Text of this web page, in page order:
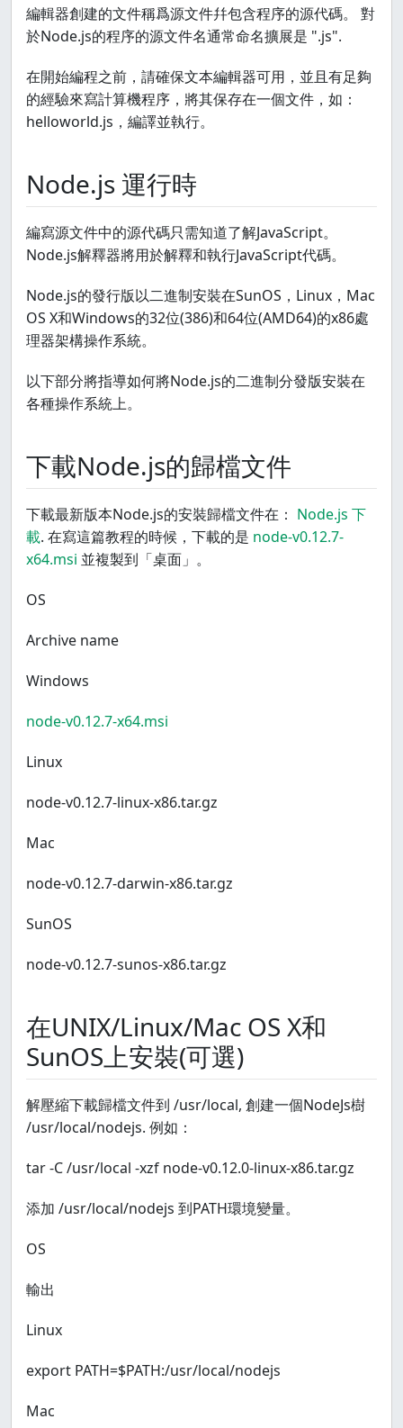
編輯器創建的文件稱爲源文件幷包含程序的源代碼。 對
於Node.js的程序的源文件名通常命名擴展是 ".js".
在開始編程之前，請確保文本編輯器可用，並且有足夠
的經驗來寫計算機程序，將其保存在一個文件，如：
helloworld.js，編譯並執行。
Node.js 運行時
編寫源文件中的源代碼只需知道了解JavaScript。
Node.js解釋器將用於解釋和執行JavaScript代碼。
Node.js的發行版以二進制安裝在SunOS，Linux，Mac
OS X和Windows的32位(386)和64位(AMD64)的x86處
理器架構操作系統。
以下部分將指導如何將Node.js的二進制分發版安裝在
各種操作系統上。
下載Node.js的歸檔文件
下載最新版本Node.js的安裝歸檔文件在： Node.js 下
載. 在寫這篇教程的時候，下載的是 node-v0.12.7-
x64.msi 並複製到「桌面」。
OS
Archive name
Windows
node-v0.12.7-x64.msi
Linux
node-v0.12.7-linux-x86.tar.gz
Mac
node-v0.12.7-darwin-x86.tar.gz
SunOS
node-v0.12.7-sunos-x86.tar.gz
在UNIX/Linux/Mac OS X和
SunOS上安裝(可選)
解壓縮下載歸檔文件到 /usr/local, 創建一個NodeJs樹
/usr/local/nodejs. 例如：
tar -C /usr/local -xzf node-v0.12.0-linux-x86.tar.gz
添加 /usr/local/nodejs 到PATH環境變量。
OS
輸出
Linux
export PATH=$PATH:/usr/local/nodejs
Mac